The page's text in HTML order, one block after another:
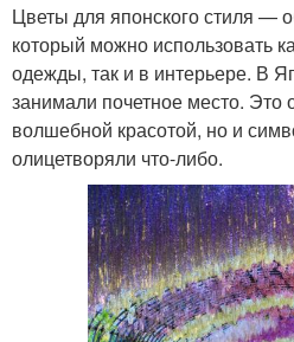
Цветы для японского стиля —
который можно использовать
одежды, так и в интерьере. В
занимали почетное место. Это
волшебной красотой, но и
олицетворяли что-либо.